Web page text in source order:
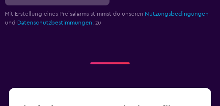
Mit Erstellung eines Preisalarms stimmst du unseren Nutzungsbedingungen
und Datenschutzbestimmungen. zu